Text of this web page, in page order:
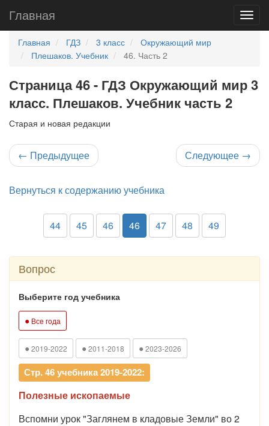
Главная
Главная ГДЗ 3 класс
Окружающий мир
Плешаков. Учебник
46. Часть 2
Страница 46 - ГДЗ Окружающий мир 3
класс. Плешаков. Учебник часть 2
Старая и новая редакции
← Предыдущее Следующее →
Вернуться к содержанию учебника
44 45 46 46 47 48 49
Вопрос
Выберите год учебника
● Все года
● 2019-2022 ● 2011-2018 ● 2023-2026
Стр. 46 учебника 2019-2022:
Полезные ископаемые
Вспомни урок "Заглянем в кладовые Земли" во 2